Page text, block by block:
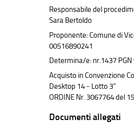
Responsabile del
Sara Bertoldo
Proponente: Comune di
00516890241
Determina/e: nr.1437 PGN
Acquisto in Convenzione
Desktop 14 - Lotto 3"
ORDINE Nr. 3067764 del
Documenti allegati